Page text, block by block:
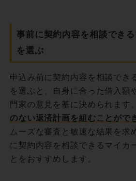
事前に契約内容を相談でき
を選ぶ
申込み前に契約内容を相談でき
を選ぶと、自身に合った借入額
門家の意見を基に決められます
のない返済計画を組むことがで
ムーズな審査と敏速な結果を求
に契約内容を相談できるマイカ
とをおすすめします。